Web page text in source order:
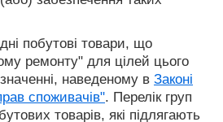
побутові товари, що
ремонту" для цілей цього
наведеному в Законі
споживачів". Перелік груп
товарів, які підлягають